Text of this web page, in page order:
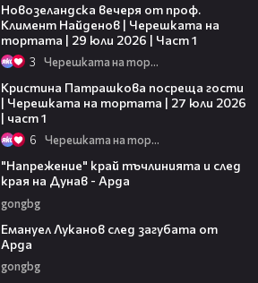
Новозеландска вечеря от проф.
Климент Найденов | Черешката на
тортата | 29 юли 2026 | Част 1
3 Черешката на тортата
Кристина Патрашкова посреща гости
| Черешката на тортата | 27 юли 2026
| част 1
6 Черешката на тортата
"Напрежение" край тъчлинията и след
края на Дунав - Арда
gongbg
Емануел Луканов след загубата от
Арда
gongbg